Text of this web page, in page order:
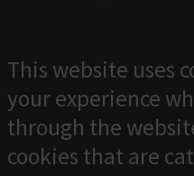
This website uses
your experience
through the
cookies that are